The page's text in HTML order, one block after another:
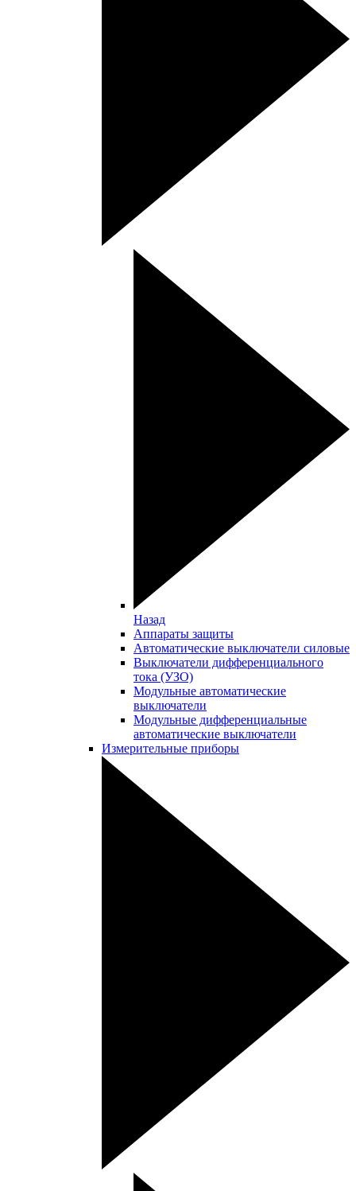
Назад
Аппараты защиты
Автоматические выключатели силовые
Выключатели дифференциального
тока (УЗО)
Модульные автоматические
выключатели
Модульные дифференциальные
автоматические выключатели
Измерительные приборы